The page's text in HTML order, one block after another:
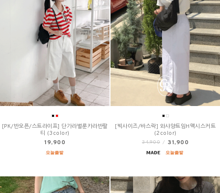
[PK/반오픈/스트라이프] 단가라벌룬카라반팔
티 (3color)
19,900
[빅사이즈/바스락] 와샤양트임H맥시스커트
(2color)
34,900 / 31,900